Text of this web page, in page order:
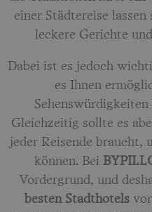
einer Städtereise
leckere Gerichte
Dabei ist es jedoch
es Ihnen
Gleichzeitig sollte es
jeder Reisende braucht,
können. Bei
Vordergrund, und
besten Stadthotels